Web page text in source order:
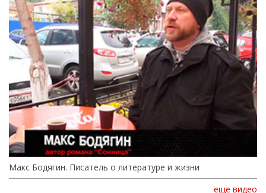
Макс Бодягин. Писатель о литературе и жизни
еще видео